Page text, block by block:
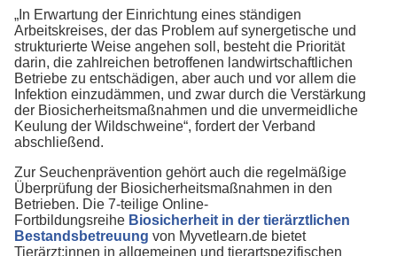
„In Erwartung der Einrichtung eines ständigen
Arbeitskreises, der das Problem auf synergetische und
strukturierte Weise angehen soll, besteht die Priorität
darin, die zahlreichen betroffenen landwirtschaftlichen
Betriebe zu entschädigen, aber auch und vor allem die
Infektion einzudämmen, und zwar durch die Verstärkung
der Biosicherheitsmaßnahmen und die unvermeidliche
Keulung der Wildschweine“, fordert der Verband
abschließend.
Zur Seuchenprävention gehört auch die regelmäßige
Überprüfung der Biosicherheitsmaßnahmen in den
Betrieben. Die 7-teilige Online-
Fortbildungsreihe Biosicherheit in der tierärztlichen
Bestandsbetreuung von Myvetlearn.de bietet
Tierärzt:innen in allgemeinen und tierartspezifischen